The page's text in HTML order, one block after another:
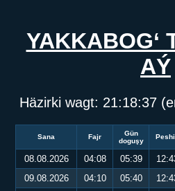
YAKKABOG‘
AÝ
Häzirki wagt: 21:18:38
Sana Fajr
Gün
doguşy
08.08.2026 04:08 05:39
09.08.2026
04:10 05:40